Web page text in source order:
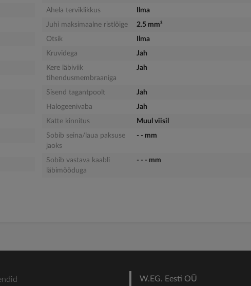
Ahela terviklikkus
Ilma
Juhi maksimaalne ristlõige
2.5 mm²
Otsik
Ilma
Kruvidega
Jah
Kere läbiviik
tihendusmembraaniga
Jah
Sisend tagantpoolt
Jah
Halogeenivaba
Jah
Katte kinnitus
Muul viisil
Sobib seina/laua paksuse
jaoks
- - mm
Sobib vastava kaabli
läbimõõduga
- - - mm
W.EG. Eesti OÜ